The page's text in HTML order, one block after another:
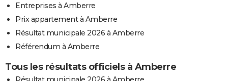
Entreprises à Amberre
Prix appartement à Amberre
Résultat municipale 2026 à Amberre
Référendum à Amberre
Tous les résultats officiels à Amberre